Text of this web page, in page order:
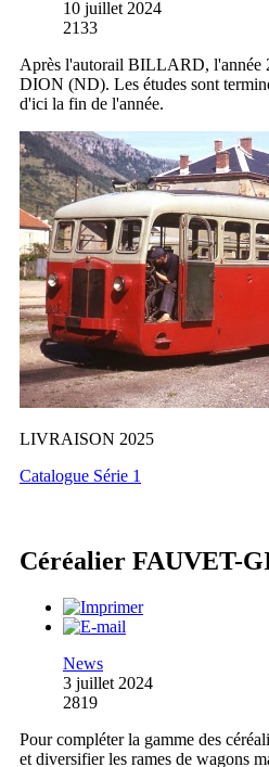
10 juillet 2024
2133
Après l'autorail BILLARD, l'année
DION (ND). Les études sont
d'ici la fin de l'année.
LIVRAISON 2025
Catalogue Série 1
Céréalier FAUVET-
News
3 juillet 2024
2819
Pour compléter la gamme des
et diversifier les rames de wagons